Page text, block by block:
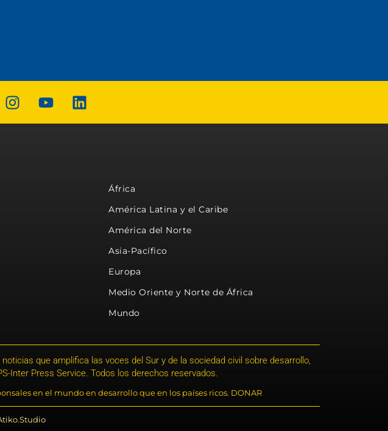
África
América Latina y el Caribe
América del Norte
Asia-Pacífico
Europa
Medio Oriente y Norte de África
Mundo
que amplifica las voces del Sur y de la sociedad civil sobre desarrollo,
Inter Press Service. Todos los derechos reservados.
en el mundo en desarrollo que en los países ricos. DONAR